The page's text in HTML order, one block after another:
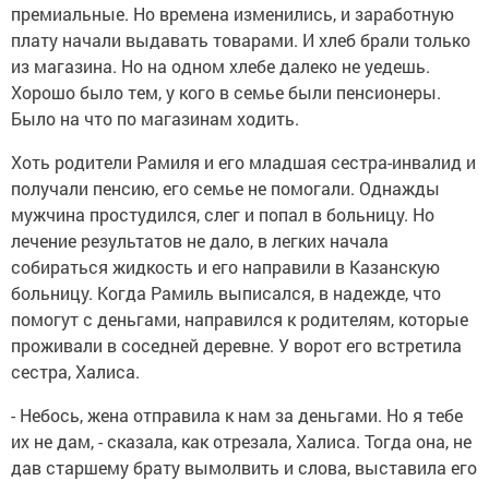
премиальные. Но времена изменились, и заработную
плату начали выдавать товарами. И хлеб брали только
из магазина. Но на одном хлебе далеко не уедешь.
Хорошо было тем, у кого в семье были пенсионеры.
Было на что по магазинам ходить.
Хоть родители Рамиля и его младшая сестра-инвалид и
получали пенсию, его семье не помогали. Однажды
мужчина простудился, слег и попал в больницу. Но
лечение результатов не дало, в легких начала
собираться жидкость и его направили в Казанскую
больницу. Когда Рамиль выписался, в надежде, что
помогут с деньгами, направился к родителям, которые
проживали в соседней деревне. У ворот его встретила
сестра, Халиса.
- Небось, жена отправила к нам за деньгами. Но я тебе
их не дам, - сказала, как отрезала, Халиса. Тогда она, не
дав старшему брату вымолвить и слова, выставила его